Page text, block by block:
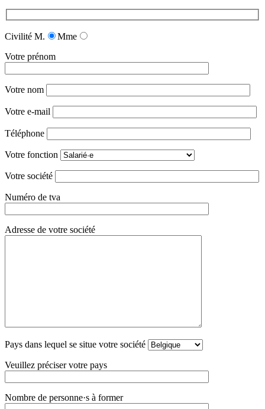
Civilité M.
Mme
Votre prénom
Votre nom
Votre e-mail
Téléphone
Votre fonction
Votre société
Numéro de tva
Adresse de votre société
Pays dans lequel se situe votre société
Veuillez préciser votre pays
Nombre de personne·s à former